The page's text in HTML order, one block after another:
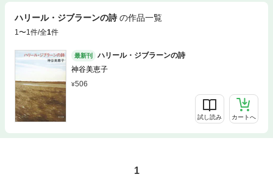
ハリール・ジブラーンの詩 の作品一覧
1〜1件/全1件
最新刊
ハリール・ジブラーンの詩
神谷美恵子
506
試し読み カートへ
1